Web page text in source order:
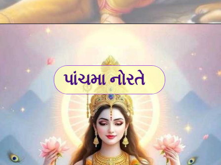
પાંચમા નોરતે